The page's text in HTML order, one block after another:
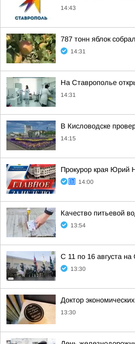
14:43
787 тонн яблок
14:31
На Ставрополье
14:31
В Кисловодске
14:15
Прокурор края Юрий
14:00
Качество питьевой
13:54
С 11 по 16 августа
13:30
Доктор
13:30